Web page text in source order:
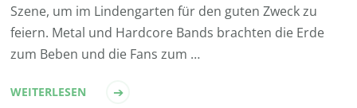
Szene, um im Lindengarten für den guten Zweck zu
feiern. Metal und Hardcore Bands brachten die Erde
zum Beben und die Fans zum …
WEITERLESEN